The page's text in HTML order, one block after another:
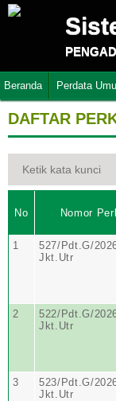
Beranda Perdata
DAFTAR
No Nomor
1
527/Pdt.G/
Jkt.Utr
2
522/Pdt.G/
Jkt.Utr
3
523/Pdt.G/
Jkt.Utr